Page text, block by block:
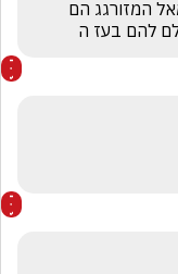
להם בעז ה